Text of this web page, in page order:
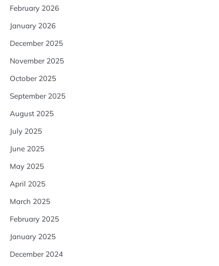
February 2026
January 2026
December 2025
November 2025
October 2025
September 2025
August 2025
July 2025
June 2025
May 2025
April 2025
March 2025
February 2025
January 2025
December 2024